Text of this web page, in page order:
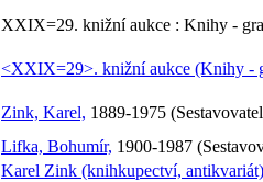
XXIX=29. knižní aukce : Knihy -
<XXIX=29>. knižní aukce (Knihy -
Zink, Karel, 1889-1975
Lifka, Bohumír, 1900-1987
Karel Zink (knihkupectví, antikvariát)